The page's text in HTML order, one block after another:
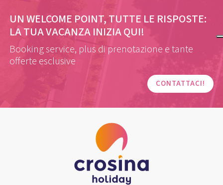
UN WELCOME POINT, TUTTE LE RISPOSTE:
LA TUA VACANZA INIZIA QUI!
Booking service, plus di prenotazione e tante
offerte esclusive
CONTATTACI!